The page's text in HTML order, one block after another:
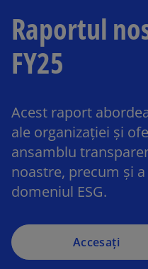
Raportul
FY25
Acest raport
ale organizației și
ansamblu
noastre, precum și
domeniul ESG.
Accesați